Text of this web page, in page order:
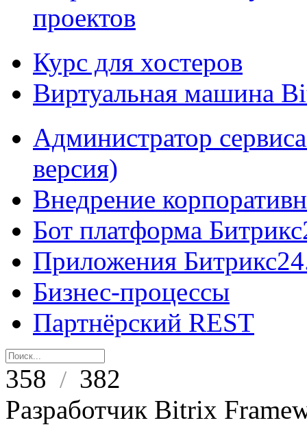
проектов
Курс для хостеров
Виртуальная машина
Администратор
версия)
Внедрение
Бот платформа
Приложения
Бизнес-процессы
Партнёрский REST
358 / 382
Разработчик Bitrix